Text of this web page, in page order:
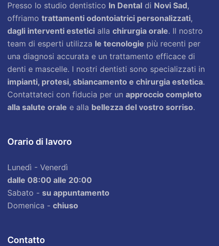
Presso lo studio dentistico In Dental di Novi Sad,
offriamo trattamenti odontoiatrici personalizzati,
dagli interventi estetici alla chirurgia orale. Il nostro
team di esperti utilizza le tecnologie più recenti per
una diagnosi accurata e un trattamento efficace di
denti e mascelle. I nostri dentisti sono specializzati in
impianti, protesi, sbiancamento e chirurgia estetica.
Contattateci con fiducia per un approccio completo
alla salute orale e alla bellezza del vostro sorriso.
Orario di lavoro
Lunedì - Venerdì
dalle 08:00 alle 20:00
Sabato - su appuntamento
Domenica - chiuso
Contatto